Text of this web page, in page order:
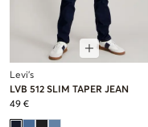
Levi's
LVB 512 SLIM TAPER JEAN
49 €